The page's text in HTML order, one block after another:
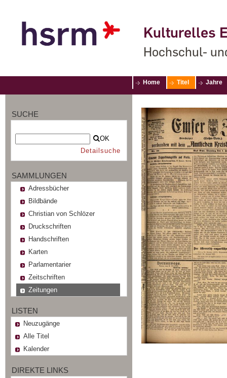
Kulturelles
Hochschul-
Home Titel Jahre
SUCHE
OK
Detailsuche
SAMMLUNGEN
Adressbücher
Bildbände
Christian von Schlözer
Druckschriften
Handschriften
Karten
Parlamentarier
Zeitschriften
Zeitungen
LISTEN
Neuzugänge
Alle Titel
Kalender
DIREKTE LINKS